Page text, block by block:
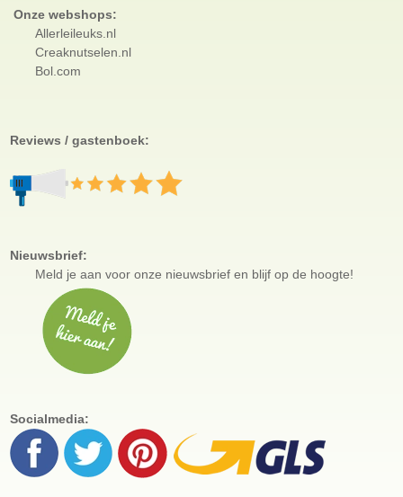
Onze webshops:
Allerleileuks.nl
Creaknutselen.nl
Bol.com
Reviews / gastenboek:
Nieuwsbrief:
Meld je aan vooronze nieuwsbrief en blijf op de hoogte!
Socialmedia: